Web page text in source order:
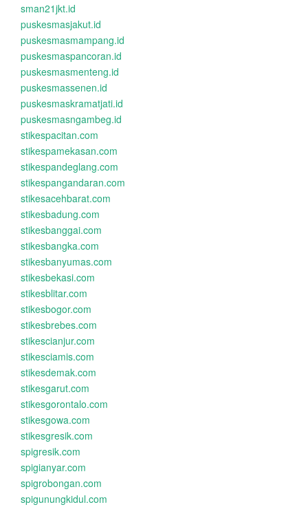
sman21jkt.id
puskesmasjakut.id
puskesmasmampang.id
puskesmaspancoran.id
puskesmasmenteng.id
puskesmassenen.id
puskesmaskramatjati.id
puskesmasngambeg.id
stikespacitan.com
stikespamekasan.com
stikespandeglang.com
stikespangandaran.com
stikesacehbarat.com
stikesbadung.com
stikesbanggai.com
stikesbangka.com
stikesbanyumas.com
stikesbekasi.com
stikesblitar.com
stikesbogor.com
stikesbrebes.com
stikescianjur.com
stikesciamis.com
stikesdemak.com
stikesgarut.com
stikesgorontalo.com
stikesgowa.com
stikesgresik.com
spigresik.com
spigianyar.com
spigrobongan.com
spigunungkidul.com